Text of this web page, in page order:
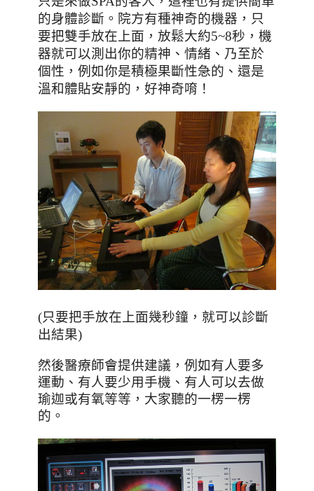
的身體診斷。院方有種神奇的機器，只
要把雙手放在上面，放鬆大約5~8秒，機
器就可以測出你的精神、情緒、乃至於
個性，例如你是積極果斷性急的、還是
溫和體貼安靜的，好神奇唷！
(只要把手放在上面幾秒鐘 ，就可以診斷
出結果)
然後醫療師會提供建議，例如有人要多
運動、有人要少用手機、有人可以去做
瑜迦或有氧等等，大家聽的一楞一楞
的。